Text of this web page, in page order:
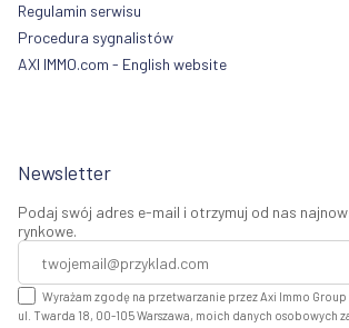
Regulamin serwisu
Procedura sygnalistów
AXI IMMO.com - English website
Newsletter
Podaj swój adres e-mail i otrzymuj od nas
rynkowe.
Wyrażam zgodę na przetwarzanie przez Axi Immo Group
ul. Twarda 18, 00-105 Warszawa, moich danych osobowych